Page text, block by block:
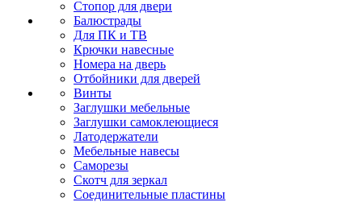
Стопор для двери
Балюстрады
Для ПК и ТВ
Крючки навесные
Номера на дверь
Отбойники для дверей
Винты
Заглушки мебельные
Заглушки самоклеющиеся
Латодержатели
Мебельные навесы
Саморезы
Скотч для зеркал
Соединительные пластины